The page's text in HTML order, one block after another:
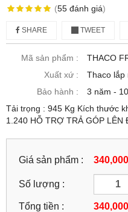
(55 đánh giá)
SHARE TWEET
Mã sản phẩm :
THACO
Xuất xứ :
Thaco lắp
Bảo hành :
3 năm -
Tải trọng : 945 Kg Kích thước
1.240 HỖ TRỢ TRẢ GÓP LÊN
Giá sản phẩm :
Số lượng :
Tổng tiền :